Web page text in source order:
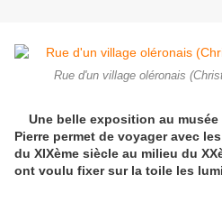
Rue d'un village oléronais
Une belle exposition au
Pierre permet de voyager avec
du XIXème siècle au milieu du
ont voulu fixer sur la toile les